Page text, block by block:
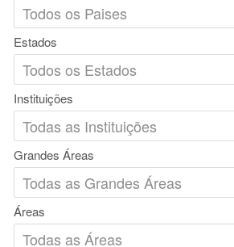
Estados
Instituições
Grandes Áreas
Áreas